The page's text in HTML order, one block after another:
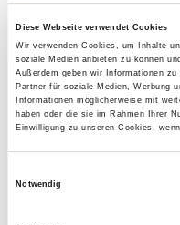
Diese Webseite verwendet Cookies
Wir verwenden Cookies, um Inhalte
soziale Medien anbieten zu können
Außerdem geben wir Informationen
Partner für soziale Medien, Werbung
Informationen möglicherweise mit
haben oder die sie im Rahmen Ihrer
Einwilligung zu unseren Cookies,
Notwendig
Sunshine Bowl mit